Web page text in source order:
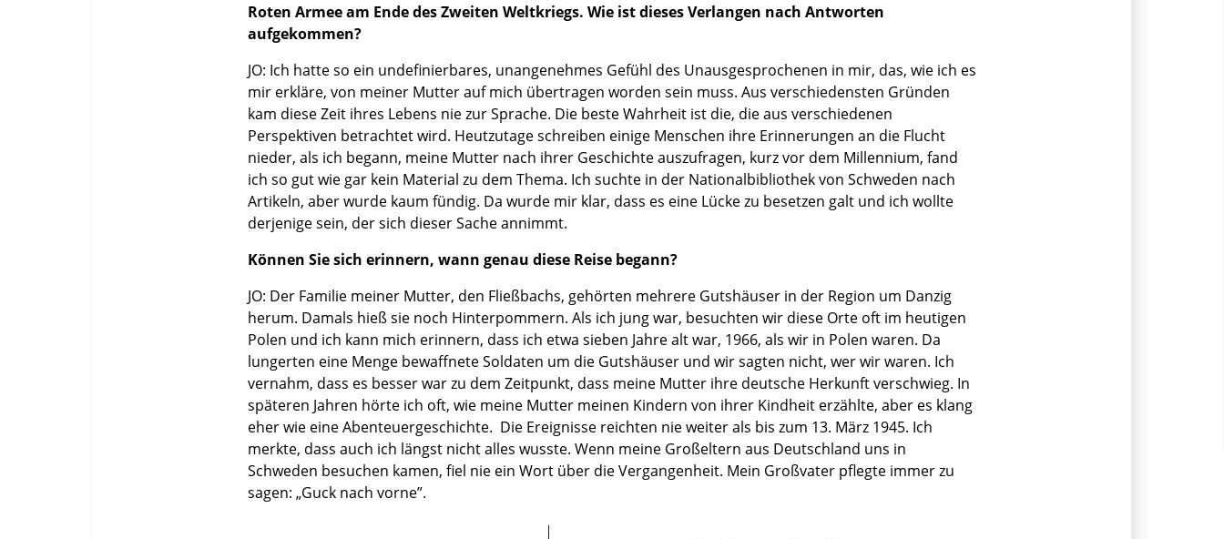
Roten Armee am Ende des Zweiten Weltkriegs. Wie ist dieses Verlangen nach Antworten
aufgekommen?
JO: Ich hatte so ein undefinierbares, unangenehmes Gefühl des Unausgesprochenen in mir, das, wie ich es
mir erkläre, von meiner Mutter auf mich übertragen worden sein muss. Aus verschiedensten Gründen
kam diese Zeit ihres Lebens nie zur Sprache. Die beste Wahrheit ist die, die aus verschiedenen
Perspektiven betrachtet wird. Heutzutage schreiben einige Menschen ihre Erinnerungen an die Flucht
nieder, als ich begann, meine Mutter nach ihrer Geschichte auszufragen, kurz vor dem Millennium, fand
ich so gut wie gar kein Material zu dem Thema. Ich suchte in der Nationalbibliothek von Schweden nach
Artikeln, aber wurde kaum fündig. Da wurde mir klar, dass es eine Lücke zu besetzen galt und ich wollte
derjenige sein, der sich dieser Sache annimmt.
Können Sie sich erinnern, wann genau diese Reise begann?
JO: Der Familie meiner Mutter, den Fließbachs, gehörten mehrere Gutshäuser in der Region um Danzig
herum. Damals hieß sie noch Hinterpommern. Als ich jung war, besuchten wir diese Orte oft im heutigen
Polen und ich kann mich erinnern, dass ich etwa sieben Jahre alt war, 1966, als wir in Polen waren. Da
lungerten eine Menge bewaffnete Soldaten um die Gutshäuser und wir sagten nicht, wer wir waren. Ich
vernahm, dass es besser war zu dem Zeitpunkt, dass meine Mutter ihre deutsche Herkunft verschwieg. In
späteren Jahren hörte ich oft, wie meine Mutter meinen Kindern von ihrer Kindheit erzählte, aber es klang
eher wie eine Abenteuergeschichte. Die Ereignisse reichten nie weiter als bis zum 13. März 1945. Ich
merkte, dass auch ich längst nicht alles wusste. Wenn meine Großeltern aus Deutschland uns in
Schweden besuchen kamen, fiel nie ein Wort über die Vergangenheit. Mein Großvater pflegte immer zu
sagen: „Guck nach vorne”.